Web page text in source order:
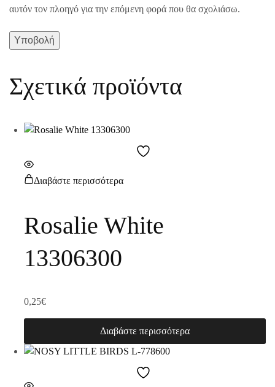
αυτόν τον πλοηγό για την επόμενη φορά που θα σχολιάσω.
Σχετικά προϊόντα
Διαβάστε περισσότερα
Rosalie White
13306300
0,25€
Διαβάστε περισσότερα